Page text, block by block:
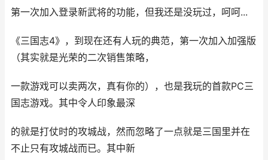
第一次加入登录新武将的功能，但我还是没玩过，呵呵...
《三国志4》，到现在还有人玩的典范，第一次加入加强版
（其实就是光荣的二次销售策略，
一款游戏可以卖两次，真有你的），也是我玩的首款PC三
国志游戏。其中令人印象最深
的就是打仗时的攻城战，然而忽略了一点就是三国里并在
不止只有攻城战而已。其中新